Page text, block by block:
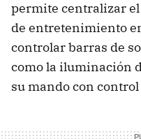
permite centralizar
de entretenimiento
controlar barras de
como la iluminación
su mando con